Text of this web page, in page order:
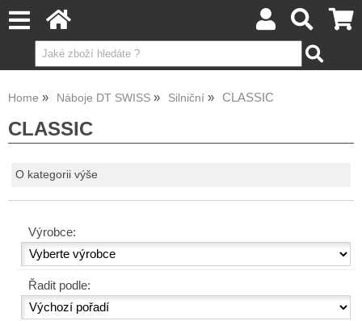
Home Náboje DT SWISS Silniční CLASSIC
CLASSIC
O kategorii výše
Výrobce:
Řadit podle: